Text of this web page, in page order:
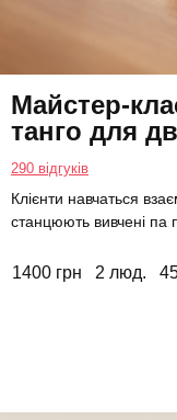
Майстер-
танго для
290 відгуків
Клієнти навчаться
станцюють вивчені па
1400 грн 2 люд.